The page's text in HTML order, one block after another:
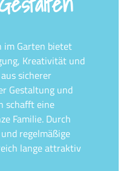
im Garten bietet
Kreativität und
sicherer
Gestaltung und
schafft eine
Familie. Durch
regelmäßige
lange attraktiv